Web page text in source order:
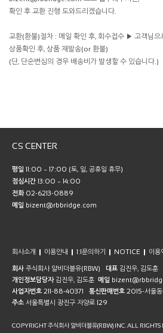
확인 후 교환 진행 도와드리겠습니다.
교환(환불)절차 : 메일 확인 후, 회수접수 ▶ 고객님
상품확인 후, 상품 재발송(or 환불)
(단, 단순변심의 경우 배송비가 발생할 수 있습니다.)
CS CENTER
평일 11:00 ~ 17:00 (토, 일, 공휴일 휴무)
점심시간 13:00 ~ 14:00
전화02-6213-0889
메일 bizent@rbbridge.com
회사소개 이용안내 1:1문의하기 NOTICE 이용
회사 주식회사 알비더블유(RBW) 대표 김진우, 김도훈
개인정보담당자김진우, 김도훈 메일
사업자번호 211-88-40371 통신판매번호 2015-서울동
주소 서울특별시 광진구 자양로 129
COPYRIGHT 주식회사 알비더블유(RBW) INC. ALL RIGHTS